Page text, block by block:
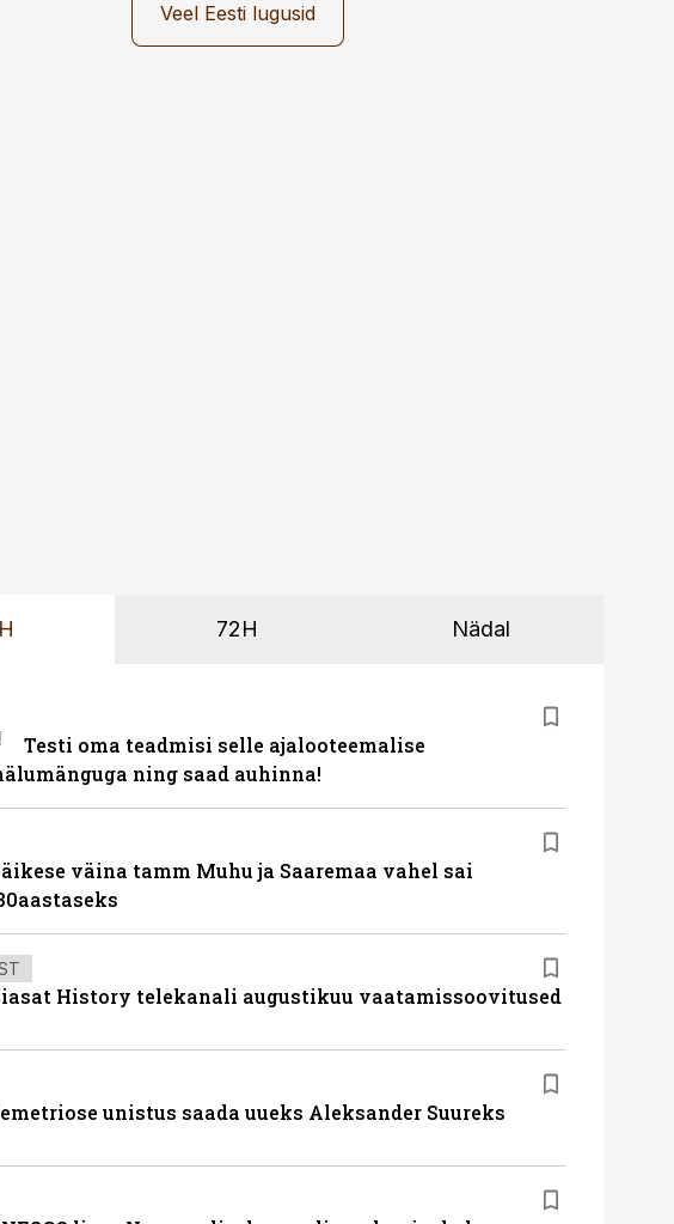
Veel Eesti lugusid
72H Nädal
Testi oma teadmisi selle ajalooteemalise
ning saad auhinna!
väina tamm Muhu ja Saaremaa vahel sai
History telekanali augustikuu vaatamissoovitused
unistus saada uueks Aleksander Suureks